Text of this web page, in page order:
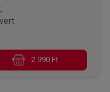
2 990 Ft